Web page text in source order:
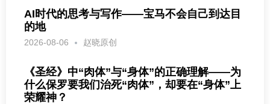
AI时代的思考与写作——宝马不会自己到达目
的地
2026-08-06 赵晓原创
《圣经》中“肉体”与“身体”的正确理解——为
什么保罗要我们治死“肉体”，却要在“身体”上
荣耀神？